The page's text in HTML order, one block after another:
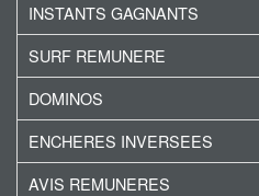
INSTANTS GAGNANTS
SURF REMUNERE
DOMINOS
ENCHERES INVERSEES
AVIS REMUNERES